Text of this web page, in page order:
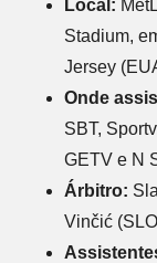
Local:
Stadium,
Jersey
Onde
SBT,
GETV e N
Árbitro:
Vinčić